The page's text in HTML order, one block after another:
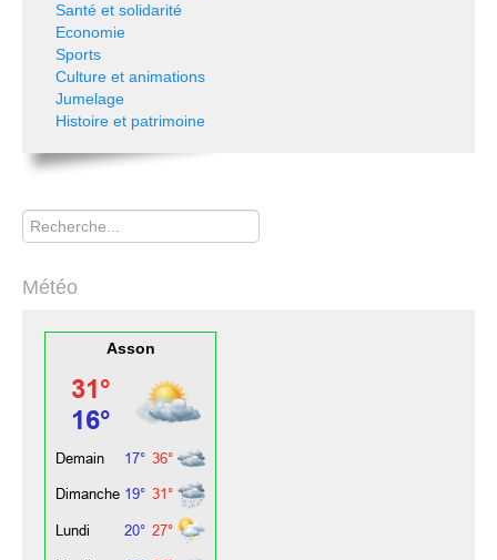
Santé et solidarité
Economie
Sports
Culture et animations
Jumelage
Histoire et patrimoine
Rechercher
Météo
Asson